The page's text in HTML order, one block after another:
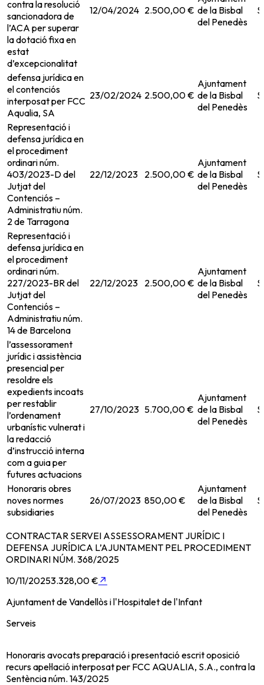
contra la resolució
sancionadora de
l’ACA per superar
la dotació fixa en
estat
d’excepcionalitat
12/04/2024 2.500,00 € de la Bisbal
del Penedès
defensa jurídica en
el contenciós
interposat per FCC
Aqualia, SA
23/02/2024 2.500,00 €
Ajuntament
de la Bisbal
del Penedès
Representació i
defensa jurídica en
el procediment
ordinari núm.
403/2023-D del
Jutjat del
Contenciós –
Administratiu núm.
2 de Tarragona
22/12/2023 2.500,00 €
Ajuntament
de la Bisbal
del Penedès
Representació i
defensa jurídica en
el procediment
ordinari núm.
227/2023-BR del
Jutjat del
Contenciós –
Administratiu núm.
14 de Barcelona
22/12/2023 2.500,00 €
Ajuntament
de la Bisbal
del Penedès
l’assessorament
jurídic i assistència
presencial per
resoldre els
expedients incoats
per restablir
l’ordenament
urbanístic vulnerat i
la redacció
d’instrucció interna
com a guia per
futures actuacions
27/10/2023 5.700,00 €
Ajuntament
de la Bisbal
del Penedès
Honoraris obres
noves normes
subsidiaries
26/07/2023 850,00 €
Ajuntament
de la Bisbal
del Penedès
CONTRACTAR SERVEI ASSESSORAMENT JURÍDIC I
DEFENSA JURÍDICA L’AJUNTAMENT PEL PROCEDIMENT
ORDINARI NÚM. 368/2025
10/11/20253.328,00 € ↗
Ajuntament de Vandellòs i l'Hospitalet de l'Infant
Serveis
Honoraris avocats preparació i presentació escrit oposició
recurs apel·lació interposat per FCC AQUALIA, S.A., contra la
Sentència núm. 143/2025